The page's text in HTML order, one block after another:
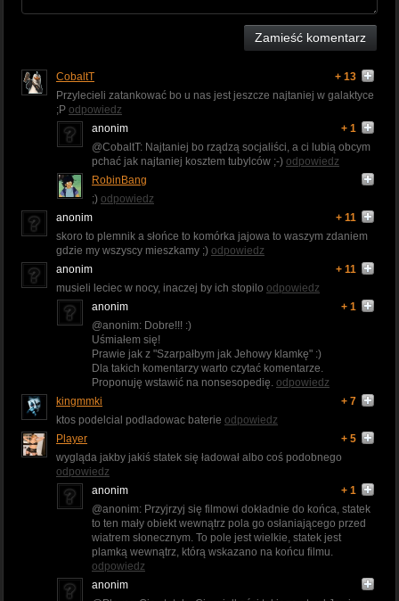
Zamieść komentarz
CobaltT
+ 13
Przylecieli zatankować bo u nas jest jeszcze najtaniej w galaktyce
;P odpowiedz
anonim
+ 1
@CobaltT: Najtaniej bo rządzą socjaliści, a ci lubią obcym
pchać jak najtaniej kosztem tubylców ;-) odpowiedz
RobinBang
;) odpowiedz
anonim
+ 11
skoro to plemnik a słońce to komórka jajowa to waszym zdaniem
gdzie my wszyscy mieszkamy ;) odpowiedz
anonim
+ 11
musieli leciec w nocy, inaczej by ich stopilo odpowiedz
anonim
+ 1
@anonim: Dobre!!! :)
Uśmiałem się!
Prawie jak z "Szarpałbym jak Jehowy klamkę" :)
Dla takich komentarzy warto czytać komentarze.
Proponuję wstawić na nonsesopedię. odpowiedz
kingmmki
+ 7
ktos podelcial podladowac baterie odpowiedz
Player
+ 5
wygląda jakby jakiś statek się ładował albo coś podobnego
odpowiedz
anonim
+ 1
@anonim: Przyjrzyj się filmowi dokładnie do końca, statek
to ten mały obiekt wewnątrz pola go osłaniającego przed
wiatrem słonecznym. To pole jest wielkie, statek jest
plamką wewnątrz, którą wskazano na końcu filmu.
odpowiedz
anonim